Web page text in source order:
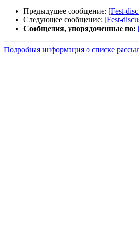
Предыдущее сообщение: [Fest-
Следующее сообщение: [Fest-
Сообщения, упорядоченные по:
Подробная информация о списке